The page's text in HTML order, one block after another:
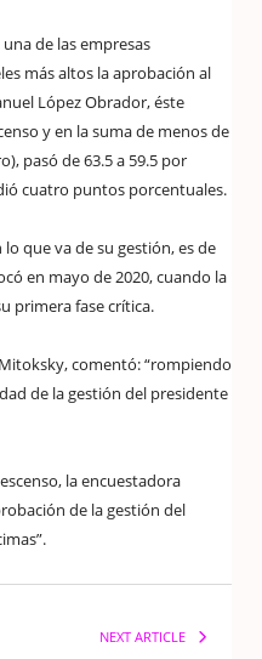
de las empresas
más altos la aprobación al
López Obrador, éste
y en la suma de menos de
pasó de 63.5 a 59.5 por
cuatro puntos porcentuales.
que va de su gestión, es de
en mayo de 2020, cuando la
primera fase crítica.
comentó: “rompiendo
de la gestión del presidente
la encuestadora
de la gestión del
NEXT ARTICLE